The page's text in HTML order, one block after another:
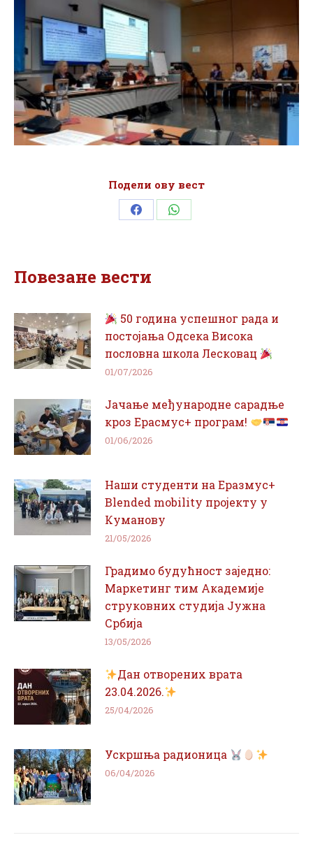
Подели ову вест
Share Share
Повезане вести
50 година успешног рада и
постојања Одсека Висока
пословна школа Лесковац
01/07/2026
Јачање међународне сарадње
кроз Ерасмус+ програм!
01/06/2026
Наши студенти на Еразмус+
Blended mobility пројекту у
Куманову
21/05/2026
Градимо будућност заједно:
Маркетинг тим Академије
струковних студија Јужна
Србија
13/05/2026
Дан отворених врата
23.04.2026.
25/04/2026
Ускршња радионица
06/04/2026